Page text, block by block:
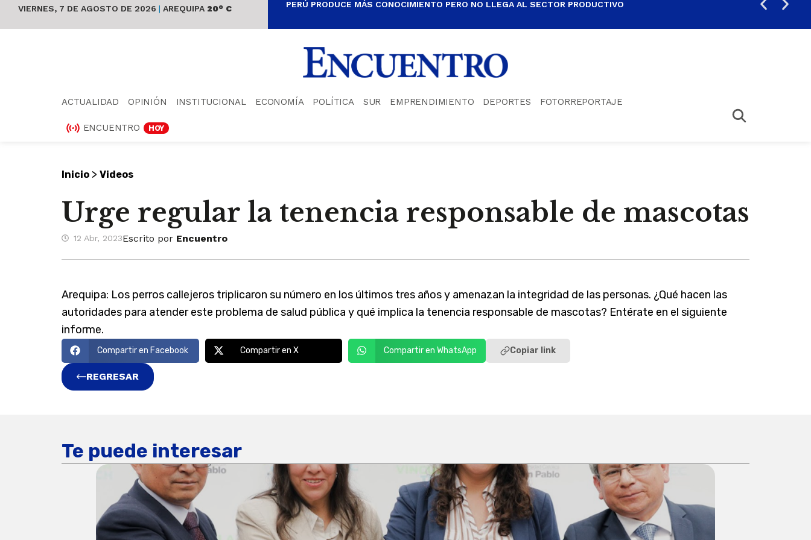
VIERNES, 7 DE AGOSTO DE 2026 | AREQUIPA 20° C PERÚ PRODUCE MÁS CONOCIMIENTO PERO NO LLEGA AL SECTOR PRODUCTIVO
ACTUALIDAD OPINIÓN INSTITUCIONAL ECONOMÍA POLÍTICA SUR EMPRENDIMIENTO DEPORTES FOTORREPORTAJE
ENCUENTRO HOY
Inicio > Videos
Urge regular la tenencia responsable de mascotas
12 Abr, 2023Escrito por Encuentro
Arequipa: Los perros callejeros triplicaron su número en los últimos tres años y amenazan la integridad de las personas. ¿Qué hacen las
autoridades para atender este problema de salud pública y qué implica la tenencia responsable de mascotas? Entérate en el siguiente
informe.
Compartir en Facebook Compartir en X Compartir en WhatsApp Copiar link
REGRESAR
Te puede interesar